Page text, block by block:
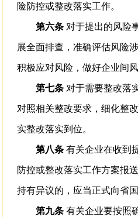
险防控或整改落实工作。
第六条 对于提出的风险
展全面排查，准确评估风险
积极应对风险，做好企业间风
第七条 对于需要整改落
对照相关整改要求，细化整
实整改落实到位。
第八条 有关企业在收到
防控或整改落实工作方案报
持有异议的，应当正式向省
第九条 有关企业要按照